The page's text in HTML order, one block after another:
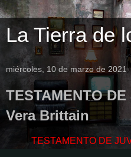
La Tierra de
miércoles, 10 de marzo de 2021
TESTAMENTO
Vera Brittain
TESTAMENTO DE